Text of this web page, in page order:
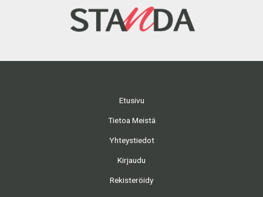
Etusivu
Tietoa Meistä
Yhteystiedot
Kirjaudu
Rekisteröidy